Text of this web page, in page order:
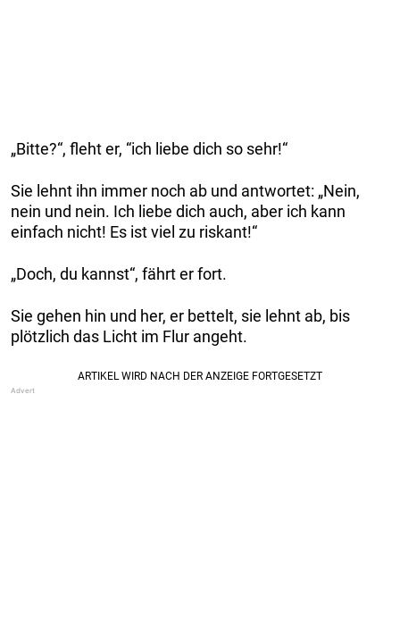
„Bitte?“, fleht er, “ich liebe dich so sehr!“
Sie lehnt ihn immer noch ab und antwortet: „Nein,
nein und nein. Ich liebe dich auch, aber ich kann
einfach nicht! Es ist viel zu riskant!“
„Doch, du kannst“, fährt er fort.
Sie gehen hin und her, er bettelt, sie lehnt ab, bis
plötzlich das Licht im Flur angeht.